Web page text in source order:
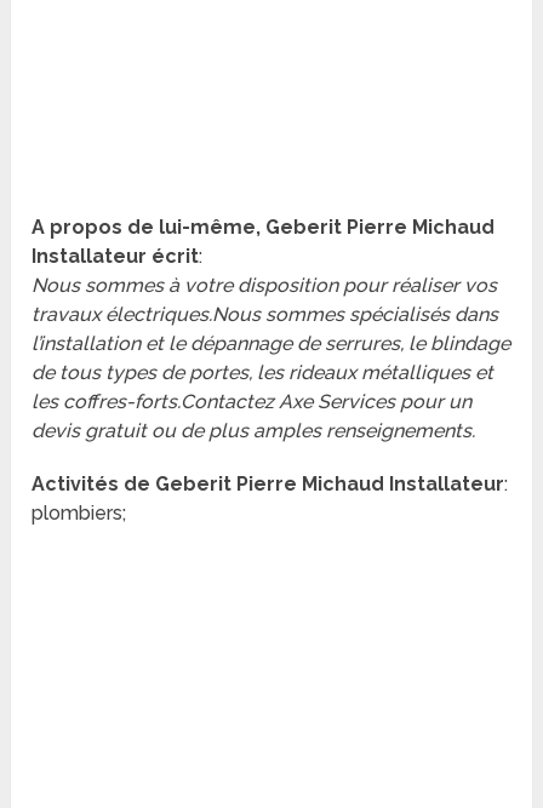
A propos de lui-même, Geberit Pierre Michaud
Installateur écrit:
Nous sommes à votre disposition pour réaliser vos
travaux électriques.Nous sommes spécialisés dans
l’installation et le dépannage de serrures, le blindage
de tous types de portes, les rideaux métalliques et
les coffres-forts.Contactez Axe Services pour un
devis gratuit ou de plus amples renseignements.
Activités de Geberit Pierre Michaud Installateur:
plombiers;